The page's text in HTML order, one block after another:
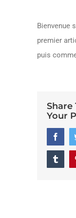
Bienvenue
premier
puis
Share
Your